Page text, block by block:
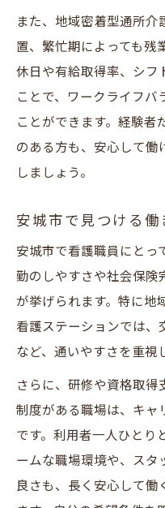
また、地域密着型通所
置、繁忙期によっても残
休日や有給取得率、シフ
ことで、ワークライフバ
ことができます。経験者
のある方も、安心して働
しましょう。
安城市で見つける
安城市で看護職員にとっ
勤のしやすさや社会保険
が挙げられます。特に地
看護ステーションでは、
など、通いやすさを重視
さらに、研修や資格取得
制度がある職場は、キャ
です。利用者一人ひとり
ームな職場環境や、スタ
良さも、長く安心して働